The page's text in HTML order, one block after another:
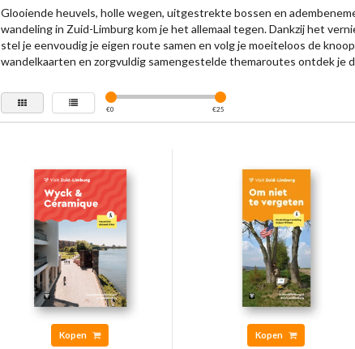
Glooiende heuvels, holle wegen, uitgestrekte bossen en
wandeling in Zuid-Limburg kom je het allemaal tegen. Dankzij het
stel je eenvoudig je eigen route samen en volg je moeiteloos de
wandelkaarten en zorgvuldig samengestelde themaroutes ontdek je
€0 €25
Kopen Kopen